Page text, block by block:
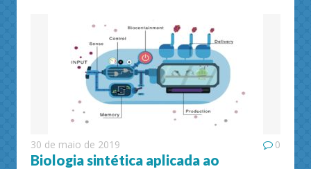
30 de maio de 2019 0
Biologia sintética aplicada ao